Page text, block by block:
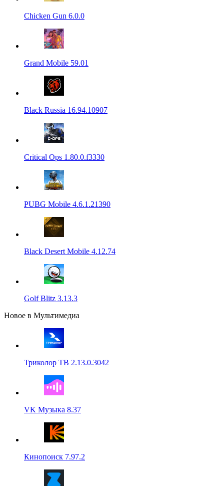
Chicken Gun 6.0.0
Grand Mobile 59.01
Black Russia 16.94.10907
Critical Ops 1.80.0.f3330
PUBG Mobile 4.6.1.21390
Black Desert Mobile 4.12.74
Golf Blitz 3.13.3
Новое в Мультимедиа
Триколор ТВ 2.13.0.3042
VK Музыка 8.37
Кинопоиск 7.97.2